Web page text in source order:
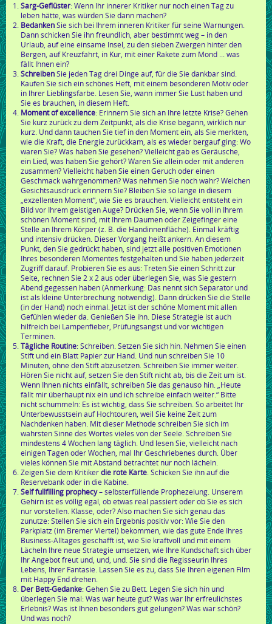
Sarg-Geflüster: Wenn Ihr innerer Kritiker nur noch einen Tag zu
leben hätte, was würden Sie dann machen?
BedankenSie sich bei Ihrem inneren Kritiker für seine Warnungen.
Dann schicken Sie ihn freundlich, aber bestimmt weg – in den
Urlaub, auf eine einsame Insel, zu den sieben Zwergen hinter den
Bergen, auf Kreuzfahrt, in Kur, mit einer Rakete zum Mond ... was
fällt Ihnen ein?
SchreibenSie jeden Tag drei Dinge auf, für die Sie dankbar sind.
Kaufen Sie sich ein schönes Heft, mit einem besonderen Motiv oder
in Ihrer Lieblingsfarbe. Lesen Sie, wann immer Sie Lust haben und
Sie es brauchen, in diesem Heft.
Moment of excellence: Erinnern Sie sich an Ihre letzte Krise? Gehen
Sie kurz zurück zu dem Zeitpunkt, als die Krise begann, wirklich nur
kurz. Und dann tauchen Sie tief in den Moment ein, als Sie merkten,
wie die Kraft, die Energie zurückkam, als es wieder bergauf ging: Wo
waren Sie? Was haben Sie gesehen? Vielleicht gab es Geräusche,
ein Lied, was haben Sie gehört? Waren Sie allein oder mit anderen
zusammen? Vielleicht haben Sie einen Geruch oder einen
Geschmack wahrgenommen? Was nehmen Sie noch wahr? Welchen
Gesichtsausdruck erinnern Sie? Bleiben Sie so lange in diesem
„exzellenten Moment“, wie Sie es brauchen. Vielleicht entsteht ein
Bild vor Ihrem geistigen Auge? Drücken Sie, wenn Sie voll in Ihrem
schönen Moment sind, mit Ihrem Daumen oder Zeigefinger eine
Stelle an Ihrem Körper (z. B. die Handinnenfläche). Einmal kräftig
und intensiv drücken. Dieser Vorgang heißt ankern. An diesem
Punkt, den Sie gedrückt haben, sind jetzt alle positiven Emotionen
Ihres besonderen Momentes festgehalten und Sie haben jederzeit
Zugriff darauf. Probieren Sie es aus: Treten Sie einen Schritt zur
Seite, rechnen Sie 2 x 2 aus oder überlegen Sie, was Sie gestern
Abend gegessen haben (Anmerkung: Das nennt sich Separator und
ist als kleine Unterbrechung notwendig). Dann drücken Sie die Stelle
(in der Hand) noch einmal. Jetzt ist der schöne Moment mit allen
Gefühlen wieder da. Genießen Sie ihn. Diese Strategie ist auch
hilfreich bei Lampenfieber, Prüfungsangst und vor wichtigen
Terminen.
Tägliche Routine: Schreiben. Setzen Sie sich hin. Nehmen Sie einen
Stift und ein Blatt Papier zur Hand. Und nun schreiben Sie 10
Minuten, ohne den Stift abzusetzen. Schreiben Sie immer weiter.
Hören Sie nicht auf, setzen Sie den Stift nicht ab, bis die Zeit um ist.
Wenn Ihnen nichts einfällt, schreiben Sie das genauso hin. „Heute
fällt mir überhaupt nix ein und ich schreibe einfach weiter.“ Bitte
nicht schummeln: Es ist wichtig, dass Sie schreiben. So arbeitet Ihr
Unterbewusstsein auf Hochtouren, weil Sie keine Zeit zum
Nachdenken haben. Mit dieser Methode schreiben Sie sich im
wahrsten Sinne des Wortes vieles von der Seele. Schreiben Sie
mindestens 4 Wochen lang täglich. Und lesen Sie, vielleicht nach
einigen Tagen oder Wochen, mal Ihr Geschriebenes durch. Über
vieles können Sie mit Abstand betrachtet nur noch lächeln.
Zeigen Sie dem Kritikerdie rote Karte . Schicken Sie ihn auf die
Reservebank oder in die Kabine.
Self fullfilling prophecy– selbsterfüllende Prophezeiung. Unserem
Gehirn ist es völlig egal, ob etwas real passiert oder ob Sie es sich
nur vorstellen. Klasse, oder? Also machen Sie sich genau das
zunutze: Stellen Sie sich ein Ergebnis positiv vor: Wie Sie den
Parkplatz (im Bremer Viertel) bekommen, wie das gute Ende Ihres
Business-Alltages geschafft ist, wie Sie kraftvoll und mit einem
Lächeln Ihre neue Strategie umsetzen, wie Ihre Kundschaft sich über
Ihr Angebot freut und, und, und. Sie sind die Regisseurin Ihres
Lebens, Ihrer Fantasie. Lassen Sie es zu, dass Sie Ihren eigenen Film
mit Happy End drehen.
Der Bett-Gedanke: Gehen Sie zu Bett. Legen Sie sich hin und
überlegen Sie mal: Was war heute gut? Was war Ihr erfreulichstes
Erlebnis? Was ist Ihnen besonders gut gelungen? Was war schön?
Und was noch?